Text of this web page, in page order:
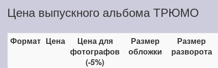
Цена выпускного альбома ТРЮМО
Формат Цена
Цена для
фотографов
(-5%)
Размер
обложки
Размер
разворота